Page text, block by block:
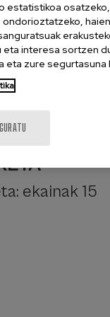
dute.
ekainak 15
estatistikoa
ondorioztatzeko,
interesa sortzen
eta zure segurtasuna